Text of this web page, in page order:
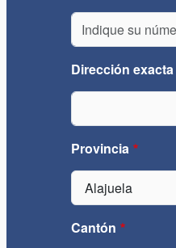
Dirección exacta
Provincia
Cantón